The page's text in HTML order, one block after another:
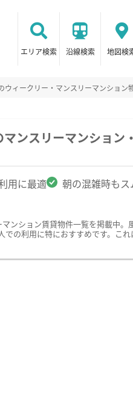
エリア検索 沿線検索 地図検
ウィークリー・マンスリーマンション
ンスリーマンション
用に最適 朝の混雑時もス
ンション賃貸物件一覧を掲載中
の利用に特におすすめです。